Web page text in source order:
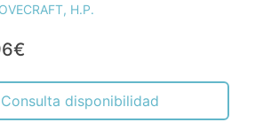
H.P.
Consulta disponibilidad